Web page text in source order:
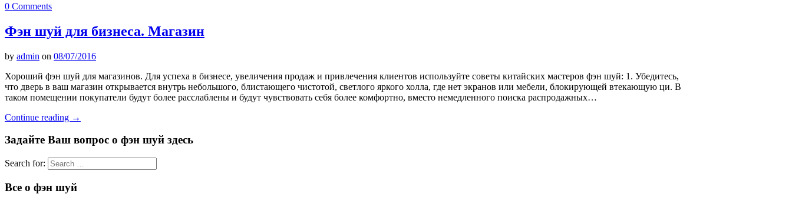
0 Comments
Фэн шуй для бизнеса. Магазин
by admin on 08/07/2016
Хороший фэн шуй для магазинов. Для успеха в бизнесе, увеличения продаж и привлечения клиентов используйте советы китайских мастеров фэн шуй: 1. Убедитесь,
что дверь в ваш магазин открывается внутрь небольшого, блистающего чистотой, светлого яркого холла, где нет экранов или мебели, блокирующей втекающую ци. В
таком помещении покупатели будут более расслаблены и будут чувствовать себя более комфортно, вместо немедленного поиска распродажных…
Continue reading →
Задайте Ваш вопрос о фэн шуй здесь
Search for:
Все о фэн шуй